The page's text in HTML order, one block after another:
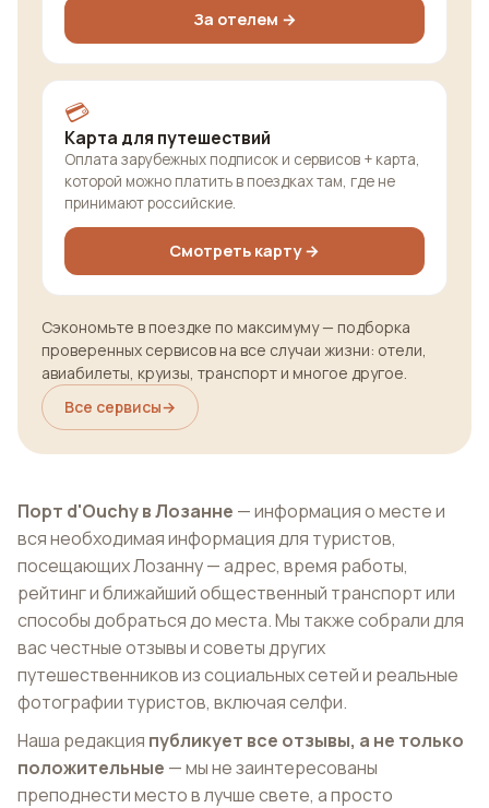
За отелем →
💳
Карта для путешествий
Оплата зарубежных подписок и сервисов + карта,
которой можно платить в поездках там, где не
принимают российские.
Смотреть карту →
Сэкономьте в поездке по максимуму — подборка
проверенных сервисов на все случаи жизни: отели,
авиабилеты, круизы, транспорт и многое другое.
Все сервисы→
Порт d'Ouchy в Лозанне — информация о месте и
вся необходимая информация для туристов,
посещающих Лозанну — адрес, время работы,
рейтинг и ближайший общественный транспорт или
способы добраться до места. Мы также собрали для
вас честные отзывы и советы других
путешественников из социальных сетей и реальные
фотографии туристов, включая селфи.
Наша редакция публикует все отзывы, а не только
положительные — мы не заинтересованы
преподнести место в лучше свете, а просто